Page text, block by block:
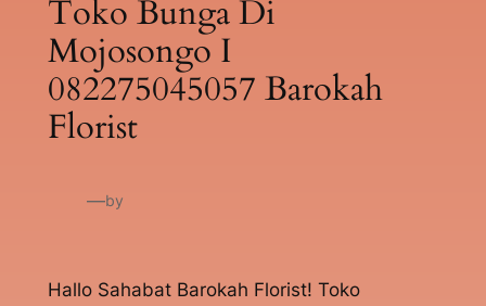
Toko Bunga Di
Mojosongo I
082275045057 Barokah
Florist
—by
Hallo Sahabat Barokah Florist! Toko